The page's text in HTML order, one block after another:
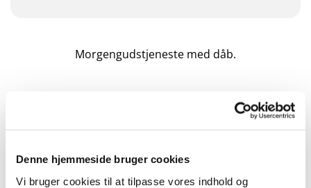
Denne hjemmeside bruger cookies
Vi bruger cookies til at tilpasse vores indhold og
Morgengudstjeneste med dåb.